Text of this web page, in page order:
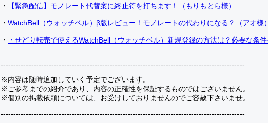
・
【緊急配信】モノレート代替案に終止符を打ちます！（もりもとら様）
・ WatchBell（ウォッチベル）β版レビュー！モノレートの代わりになる？（アオ様
・ ・せどり転売で使えるWatchBell（ウォッチベル）新規登録の方法は？必要な条
------------------------------------------------------------------------------------------------
※内容は随時追加していく予定でございます。
※ご参考までの紹介であり、内容の正確性を保証するものではございません。
※個別の掲載依頼については、お受けしておりませんのでご容赦下さいませ。
------------------------------------------------------------------------------------------------